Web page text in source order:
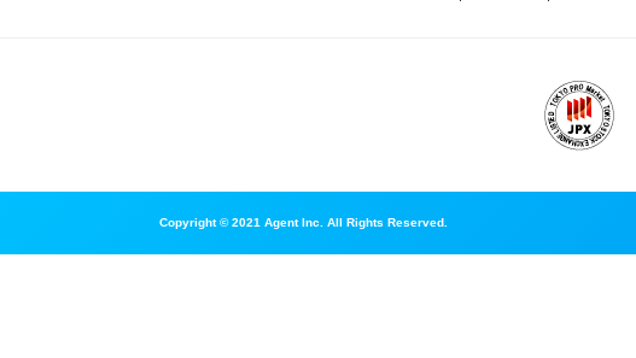
Copyright © 2021 Agent Inc. All Rights Reserved.